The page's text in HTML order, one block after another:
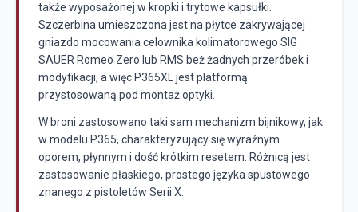
także wyposażonej w kropki i trytowe kapsułki.
Szczerbina umieszczona jest na płytce zakrywającej
gniazdo mocowania celownika kolimatorowego SIG
SAUER Romeo Zero lub RMS beż żadnych przeróbek i
modyfikacji, a więc P365XL jest platformą
przystosowaną pod montaż optyki.
W broni zastosowano taki sam mechanizm bijnikowy, jak
w modelu P365, charakteryzujący się wyraźnym
oporem, płynnym i dość krótkim resetem. Różnicą jest
zastosowanie płaskiego, prostego języka spustowego
znanego z pistoletów Serii X.